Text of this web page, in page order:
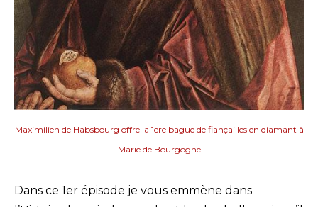
Maximilien de Habsbourg offre la 1ere bague de fiançailles en diamant à
Marie de Bourgogne
Dans ce 1er épisode je vous emmène dans